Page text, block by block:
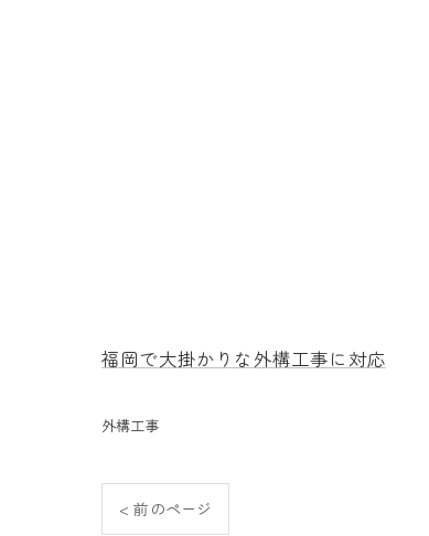
福岡で大掛かりな外構工事に対応
外構工事
< 前のページ